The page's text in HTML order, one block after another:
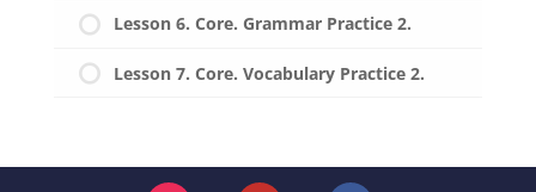
Lesson 6. Core. Grammar Practice 2.
Lesson 7. Core. Vocabulary Practice 2.